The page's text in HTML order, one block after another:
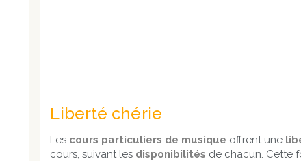
Liberté chérie
Les cours particuliers de musique offrent une
cours, suivant les disponibilités de chacun. Cette